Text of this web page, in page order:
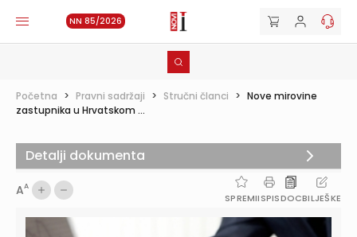
NN 85/2026
Početna > Pravni sadržaji > Stručni članci > Nove mirovine
zastupnika u Hrvatskom ...
AA
SPREMIISPISDOCBILJEŠKE
Detalji dokumenta